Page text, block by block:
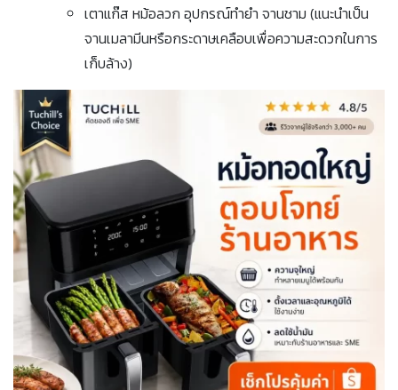
เตาแก๊ส หม้อลวก อุปกรณ์ทำยำ จานชาม (แนะนำเป็น
จานเมลามีนหรือกระดาษเคลือบเพื่อความสะดวกในการ
เก็บล้าง)